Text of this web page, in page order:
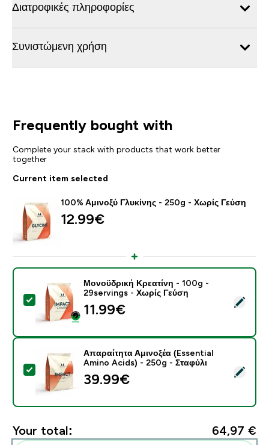
Διατροφικές πληροφορίες
Συνιστώμενη χρήση
Frequently bought with
Complete your stack with products that work better
together
Current item selected
100% Αμινοξύ Γλυκίνης - 250g - Χωρίς Γεύση
12.99€‎
Select this product - Μονοϋδρική Κρεατίνη - 100g -
Μονοϋδρική Κρεατίνη - 100g -
29servings - Χωρίς Γεύση
11.99€‎
Select this product - Απαραίτητα Αμινοξέα (Essential
Απαραίτητα Αμινοξέα (Essential
Amino Acids) - 250g - Σταφύλι
39.99€‎
Your total: 64,97 €‎